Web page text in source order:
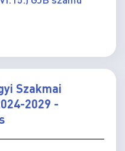
Szakmai
2029 -